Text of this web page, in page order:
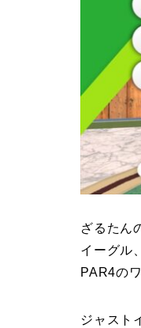
ざるたん
イーグル
PAR4の
ジャスト